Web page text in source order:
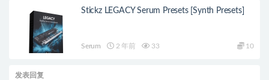
Stickz LEGACY Serum Presets [Synth Presets]
Serum 2 年前 33 10
发表回复